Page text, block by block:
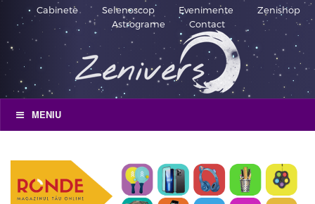
Cabinete Selenoscop Evenimente
Zenishop
Astrograme
Contact
MENIU